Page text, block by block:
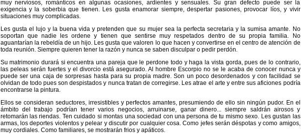
muy nerviosos, románticos en algunas ocasiones, ardientes y sensuales. Su gran defecto puede ser la
exigencia y la soberbia que tienen. Les gusta enamorar siempre, despertar pasiones, provocar líos, y vivir
situaciones muy complicadas.
Les gusta el lujo y la buena vida y pretenden que su mujer sea la perfecta secretaria y la sumisa amante. No
soportan que nadie les ordene y tienen que sentirse muy respetados dentro de su propia familia. No
aguantarían la rebeldía de un hijo. Les gusta que valoren lo que hacen y convertirse en el centro de atención de
toda reunión. Siempre quieren tener la razón y nunca se saben disculpar o pedir perdón.
Su matrimonio durará si encuentra una pareja que le perdone todo y haga la vista gorda, pues de lo contrario,
las peleas serán fuertes y el divorcio está asegurado. Al hombre Escorpio no se le acaba de conocer nunca y
puede ser una caja de sorpresas hasta para su propia madre. Son un poco desordenados y con facilidad se
olvidan de todo pues son despistados y nunca tratan de corregirse. Les atrae el arte y entre sus aficiones podría
encontrarse la pintura.
Ellos se consideran seductores, irresistibles y perfectos amantes, presumiendo de ello sin ningún pudor. En el
ámbito del trabajo podrían tener varios negocios, arruinarse, ganar dinero... siempre saldrán airosos y
retomarán las riendas. Ten cuidado si montas una sociedad con una persona de tu mismo sexo. Les gustan las
armas, los deportes violentos y pelear y discutir por cualquier cosa. Como jefes serán déspotas y como amigos,
muy cordiales. Como familiares, se mostrarán frios y apáticos.